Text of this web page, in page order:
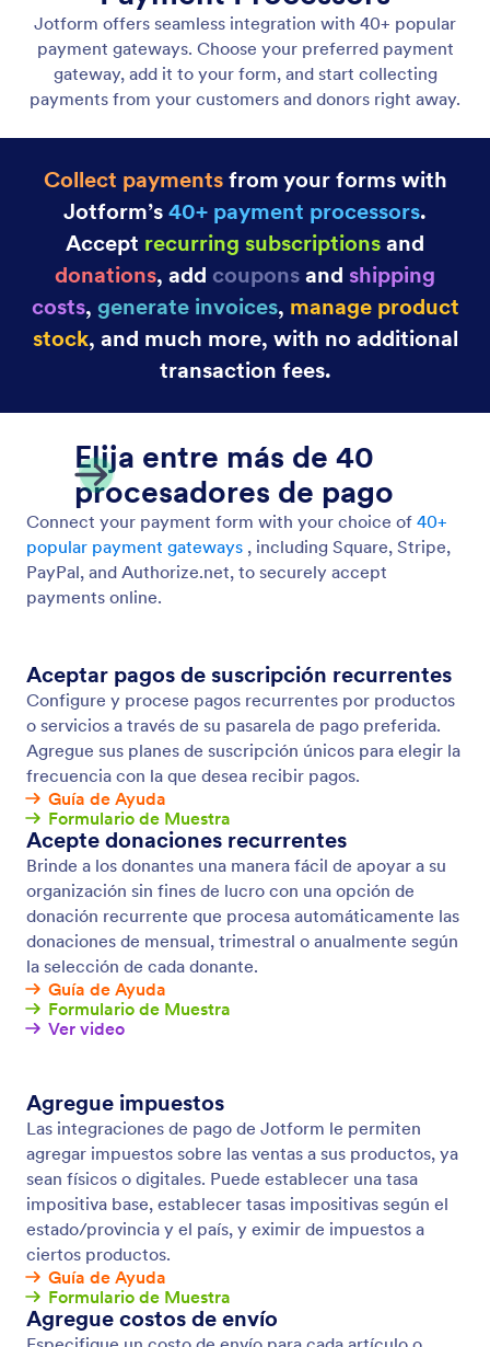
Pasarelas de Pago
Recopile el pago mediante formularios utilizando las
integraciones de pasarela de pago de Jotform.
Orden de Compra
Use Jotform para sus formularios de órdenes de
compra en línea.
Recaudar donaciones
Acepte donaciones para su fundación con un
formulario de donación en línea. Personalice,
comparta e insértelo sin codificación. Intégrelo con
más de 30 populares procesadores de pago, ¡sin
pagar ningún recargo adicional a Jotform!